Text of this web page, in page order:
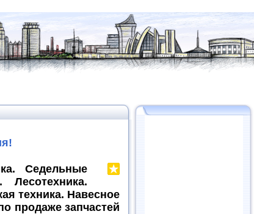
Седельные
Лесотехника.
техника. Навесное
продаже запчастей